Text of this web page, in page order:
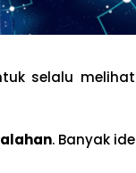
selalu melihat
. Banyak ide